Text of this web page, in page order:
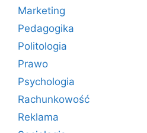
Marketing
Pedagogika
Politologia
Prawo
Psychologia
Rachunkowość
Reklama